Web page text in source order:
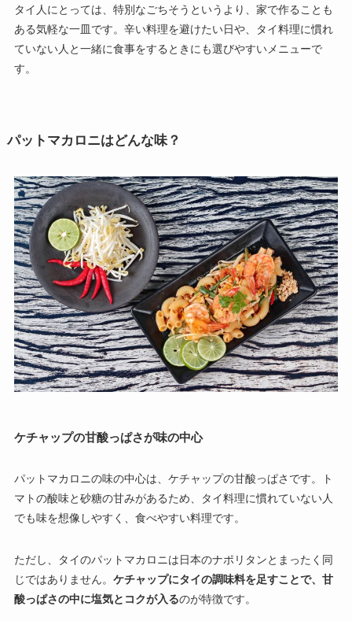
タイ人にとっては、特別なごちそうというより、家で作ることも
ある気軽な一皿です。辛い料理を避けたい日や、タイ料理に慣れ
ていない人と一緒に食事をするときにも選びやすいメニューで
す。
パットマカロニはどんな味？
ケチャップの甘酸っぱさが味の中心
パットマカロニの味の中心は、ケチャップの甘酸っぱさです。ト
マトの酸味と砂糖の甘みがあるため、タイ料理に慣れていない人
でも味を想像しやすく、食べやすい料理です。
ただし、タイのパットマカロニは日本のナポリタンとまったく同
じではありません。 ケチャップにタイの調味料を足すことで、甘
酸っぱさの中に塩気とコクが入るのが特徴です。